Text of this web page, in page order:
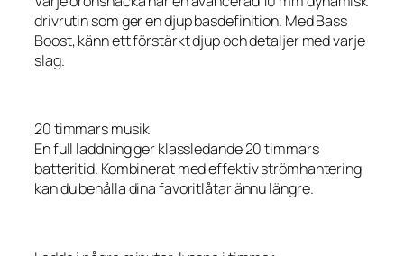
drivrutin som ger en djup basdefinition. Med Bass
Boost, känn ett förstärkt djup och detaljer med varje
slag.
20 timmars musik
En full laddning ger klassledande 20 timmars
batteritid. Kombinerat med effektiv strömhantering
kan du behålla dina favoritlåtar ännu längre.